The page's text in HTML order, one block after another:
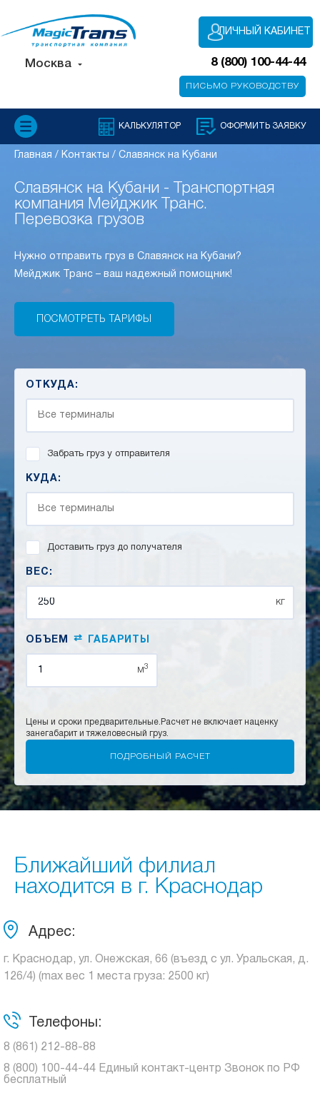
Москва 8 (800) 100-44-44
ЛИЧНЫЙ КАБИНЕТ
ПИСЬМО РУКОВОДСТВУ
КАЛЬКУЛЯТОР ОФОРМИТЬ ЗАЯВКУ
Главная / Контакты / Славянск на Кубани
Славянск на Кубани - Транспортная
компания Мейджик Транс.
Перевозка грузов
Нужно отправить груз в Славянск на Кубани?
Мейджик Транс – ваш надежный помощник!
ПОСМОТРЕТЬ ТАРИФЫ
ОТКУДА:
Забрать груз у отправителя
КУДА:
Доставить груз до получателя
ВЕС:
кг
ОБЪЕМ ⇄ ГАБАРИТЫ
м3
Цены и сроки предварительные. Расчет не включает наценку
занегабарит и тяжеловесный груз.
Ближайший филиал
находится в г. Краснодар
Адрес:
г. Краснодар, ул. Онежская, 66 (въезд с ул. Уральская, д.
126/4) (max вес 1 места груза: 2500 кг)
Телефоны:
8 (861) 212-88-88
8 (800) 100-44-44 Единый контакт-центр Звонок по РФ
бесплатный